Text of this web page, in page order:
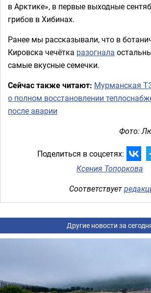
в Арктике», в первые выходные
грибов в Хибинах.
Ранее мы рассказывали, что в
Кировска чечётка разогнала
самые вкусные семечки.
Сейчас также читают: Мурманская
о полном восстановлении
после аварии
Фото:
Поделиться в соцсетях:
Ксения Топоркова
Соответствует
Другие новости за